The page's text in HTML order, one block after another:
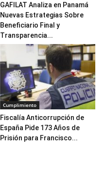
GAFILAT Analiza en Panamá
Nuevas Estrategias Sobre
Beneficiario Final y
Transparencia...
Cumplimiento
Fiscalía Anticorrupción de
España Pide 173 Años de
Prisión para Francisco...